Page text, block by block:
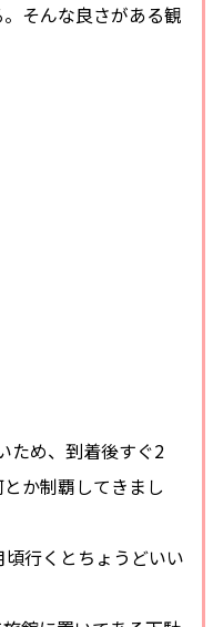
そんな良さがある観
ため、到着後すぐ2
か制覇してきまし
行くとちょうどいい